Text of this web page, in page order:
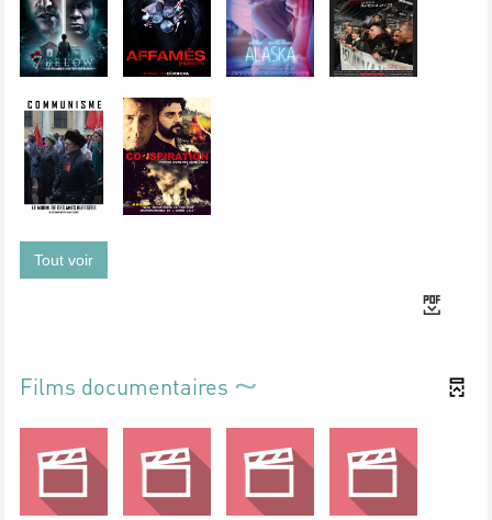
Tout voir
Films documentaires